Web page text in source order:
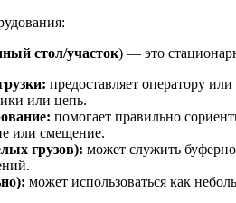
стол/участок) — это
предоставляет оператору
или цепь.
помогает правильно
или смещение.
грузов): может служить
может использоваться как